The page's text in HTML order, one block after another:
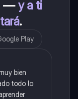
—y a ti
.
Play
bien
todo lo